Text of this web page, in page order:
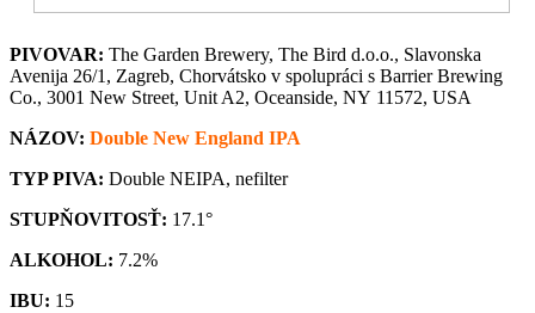
PIVOVAR: The Garden Brewery, The Bird d.o.o., Slavonska
Avenija 26/1, Zagreb, Chorvátsko v spolupráci s Barrier Brewing
Co., 3001 New Street, Unit A2, Oceanside, NY 11572, USA
NÁZOV: Double New England IPA
TYP PIVA: Double NEIPA, nefilter
STUPŇOVITOSŤ: 17.1°
ALKOHOL: 7.2%
IBU: 15